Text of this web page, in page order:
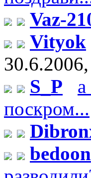
Vaz-
Vityok
S_P
поскром...
bedoon